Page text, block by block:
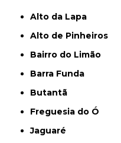
Alto da Lapa
Alto de Pinheiros
Bairro do Limão
Barra Funda
Butantã
Freguesia do Ó
Jaguaré